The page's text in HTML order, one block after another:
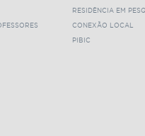
RESIDÊNCIA EM
CONEXÃO LOCAL
PIBIC